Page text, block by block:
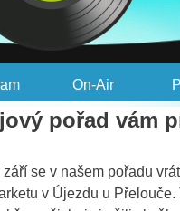
On-Air
pořad vám
září se v našem pořadu
v Újezdu u